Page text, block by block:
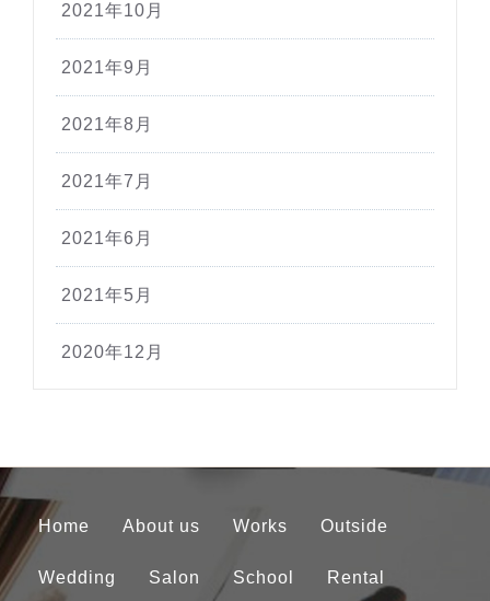
2021年10月
2021年9月
2021年8月
2021年7月
2021年6月
2021年5月
2020年12月
Home About us Works Outside
Wedding Salon School Rental